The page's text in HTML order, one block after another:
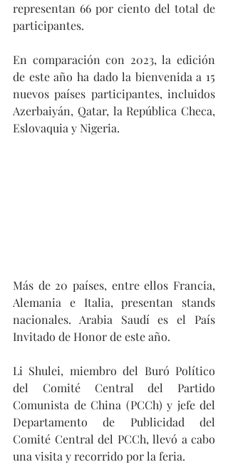
representan 66 por ciento del total de
participantes.
En comparación con 2023, la edición
de este año ha dado la bienvenida a 15
nuevos países participantes, incluidos
Azerbaiyán, Qatar, la República Checa,
Eslovaquia y Nigeria.
Más de 20 países, entre ellos Francia,
Alemania e Italia, presentan stands
nacionales. Arabia Saudí es el País
Invitado de Honor de este año.
Li Shulei, miembro del Buró Político
del Comité Central del Partido
Comunista de China (PCCh) y jefe del
Departamento de Publicidad del
Comité Central del PCCh, llevó a cabo
una visita y recorrido por la feria.